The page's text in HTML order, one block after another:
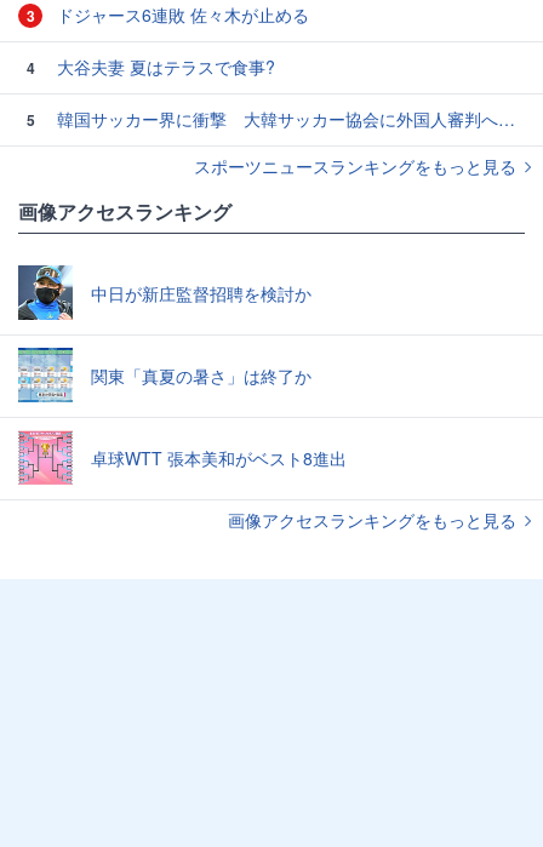
3 ドジャース6連敗 佐々木が止める
4 大谷夫妻 夏はテラスで食事?
5
韓国サッカー界に衝撃 大韓サッカー協会に外国人審判への“性的接待”疑惑 韓国メディアが報道
スポーツニュースランキングをもっと見る
画像アクセスランキング
中日が新庄監督招聘を検討か
関東「真夏の暑さ」は終了か
卓球WTT 張本美和がベスト8進出
画像アクセスランキングをもっと見る